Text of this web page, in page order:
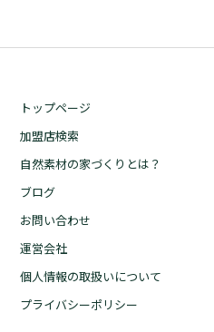
トップページ
加盟店検索
自然素材の家づくりとは？
ブログ
お問い合わせ
運営会社
個人情報の取扱いについて
プライバシーポリシー
トップページ
加盟店検索
自然素材の家づくりとは？
ブログ
お問い合わせ
運営会社
個人情報の取扱いについて
プライバシーポリシー